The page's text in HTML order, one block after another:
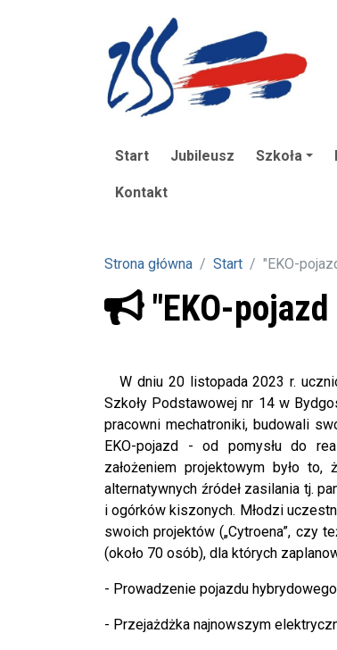
Start Jubileusz Szkoła
Kontakt
Strona główna Start "EKO-
"EKO-
W dniu 20 listopada 2023 r.
Szkoły Podstawowej nr 14 w
pracowni mechatroniki, budowali
EKO-pojazd - od pomysłu do
założeniem projektowym było
alternatywnych źródeł zasilania tj.
i ogórków kiszonych. Młodzi
swoich projektów („Cytroena”, czy
(około 70 osób), dla których
- Prowadzenie pojazdu
- Przejażdżka najnowszym